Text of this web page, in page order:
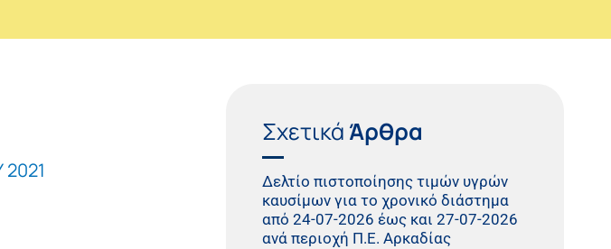
Σχετικά Άρθρα
Δελτίο πιστοποίησης τιμών υγρών
καυσίμων για το χρονικό διάστημα
από 24-07-2026 έως και 27-07-2026
ανά περιοχή Π.Ε. Αρκαδίας